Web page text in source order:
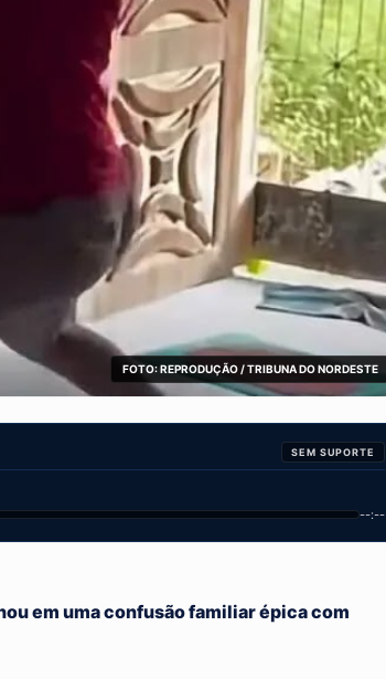
FOTO: REPRODUÇÃO / TRIBUNA DO NORDESTE
SEM SUPORTE
--:--
em uma confusão familiar épica com